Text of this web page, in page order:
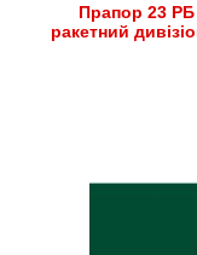
Прапор 23 РБ
ракетний